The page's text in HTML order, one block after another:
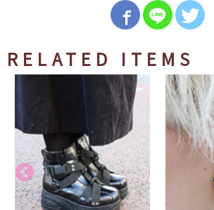
RELATED ITEMS